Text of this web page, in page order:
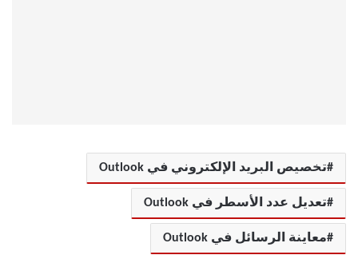
تخصيص البريد الإلكتروني في Outlook
تعديل عدد الأسطر في Outlook
معاينة الرسائل في Outlook